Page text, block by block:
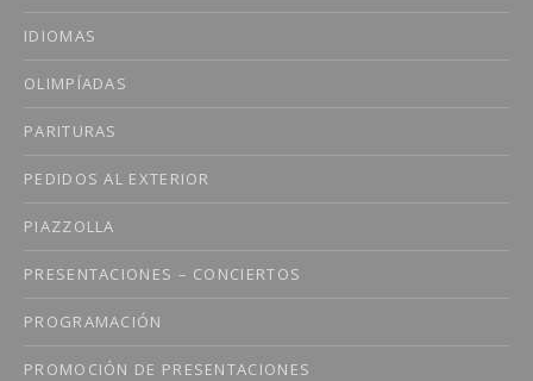
IDIOMAS
OLIMPÍADAS
PARITURAS
PEDIDOS AL EXTERIOR
PIAZZOLLA
PRESENTACIONES – CONCIERTOS
PROGRAMACIÓN
PROMOCIÓN DE PRESENTACIONES